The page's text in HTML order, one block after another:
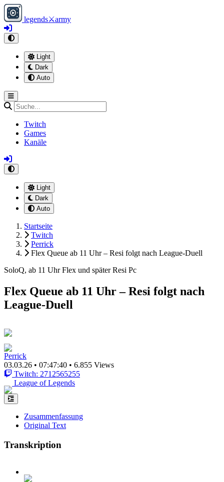
legends⚔army
Light
Dark
Auto
Twitch
Games
Kanäle
Light
Dark
Auto
Startseite
Twitch
Perrick
Flex Queue ab 11 Uhr – Resi folgt nach League-Duell
SoloQ, ab 11 Uhr Flex und später Resi Pc
Flex Queue ab 11 Uhr – Resi folgt nach
League-Duell
Perrick
03.03.26 • 07:47:40 • 6.855 Views
Twitch: 2712565255
League of Legends
Zusammenfassung
Original Text
Transkription